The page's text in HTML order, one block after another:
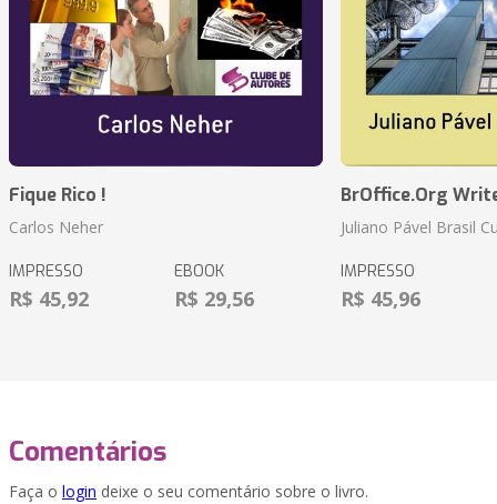
Fique Rico !
Carlos Neher
IMPRESSO
R$ 45,92
EBOOK
R$ 29,56
BrOffice.Org
Juliano Pável Brasil
IMPRESSO
R$ 45,96
Comentários
Faça o login deixe o seu comentário sobre o livro.